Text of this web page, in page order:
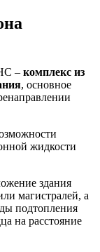
– комплекс из
, основное
жидкости
здания
магистралей, а
подтопления
на расстояние